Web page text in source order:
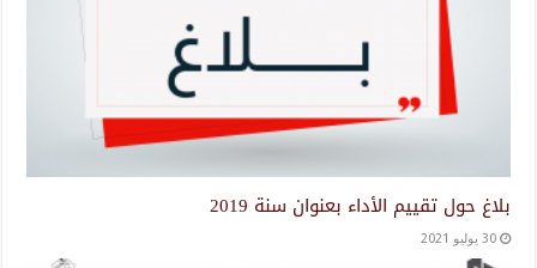
بلاغ حول تقييم الأداء بعنوان سنة 2019
30 يوليو 2021